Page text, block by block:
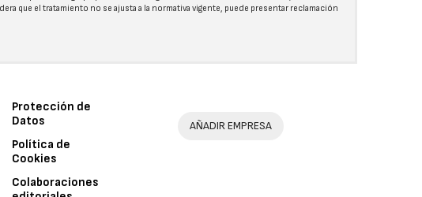
que el tratamiento no se ajusta a la normativa vigente, puede presentar reclamación
Protección de
Datos
Política de
Cookies
Colaboraciones
AÑADIR EMPRESA